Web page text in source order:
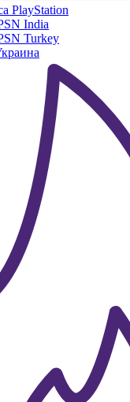
PlayStation
India
Turkey